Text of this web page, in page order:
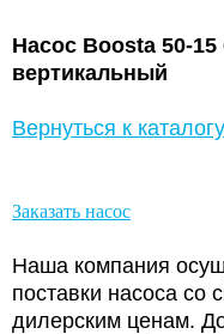
Насос Boosta 50-
вертикальный
Вернуться к
Заказать насос
Наша компания
поставки насоса со
дилерским ценам.